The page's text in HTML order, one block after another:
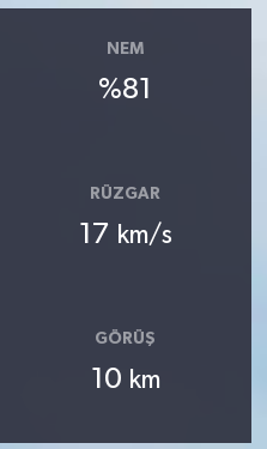
NEM
%81
RÜZGAR
17 km/s
GÖRÜŞ
10 km